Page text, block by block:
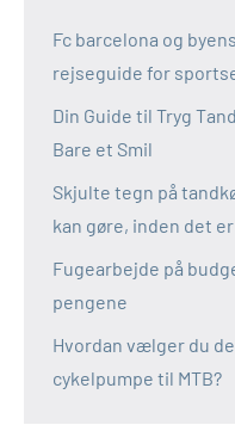
Fc barcelona og
rejseguide for
Din Guide til Tryg
Bare et Smil
Skjulte tegn på
kan gøre, inden det
Fugearbejde på
pengene
Hvordan vælger du
cykelpumpe til MTB?